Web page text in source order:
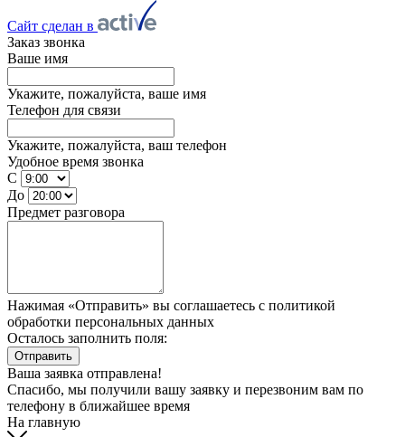
Сайт сделан в
Заказ звонка
Ваше имя
Укажите, пожалуйста, ваше имя
Телефон для связи
Укажите, пожалуйста, ваш телефон
Удобное время звонка
С
До
Предмет разговора
Нажимая «Отправить» вы соглашаетесь с политикой
обработки персональных данных
Осталось заполнить поля:
Отправить
Ваша заявка отправлена!
Спасибо, мы получили вашу заявку и перезвоним вам по
телефону в ближайшее время
На главную